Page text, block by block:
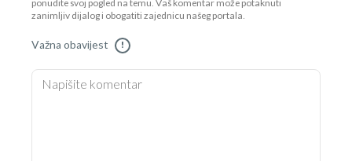
ponudite svoj pogled na temu. Vaš komentar može potaknuti
zanimljiv dijalog i obogatiti zajednicu našeg portala.
Važna obavijest !